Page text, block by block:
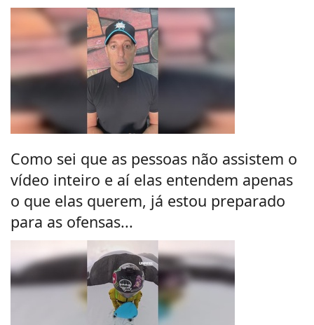
Como sei que as pessoas não assistem o
vídeo inteiro e aí elas entendem apenas
o que elas querem, já estou preparado
para as ofensas...